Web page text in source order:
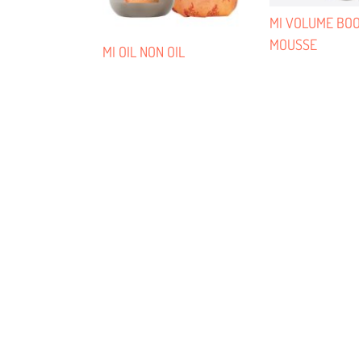
MI OIL NON OIL
MI VOLUME
MOUSSE